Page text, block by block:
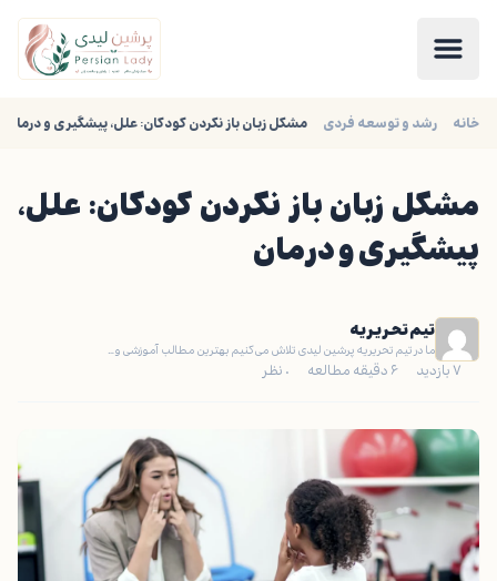
خانه رشد و توسعه فردی مشکل زبان باز نکردن کودکان: علل، پیشگیری و درمان
مشکل زبان باز نکردن کودکان: علل،
پیشگیری و درمان
تیم تحریریه
ما در تیم تحریریه پرشین لیدی تلاش می‌کنیم بهترین مطالب آموزشی و…
۷ بازدید ۶ دقیقه مطالعه ۰ نظر